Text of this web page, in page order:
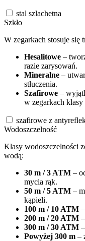
stal szlachetna
Szkło
W zegarkach stosuje się
Hesalitowe –
razie zarysowań.
Mineralne –
stłuczenia.
Szafirowe –
w zegarkach klasy
szafirowe z
Wodoszczelność
Klasy wodoszczelności
wodą:
30 m / 3 ATM –
mycia rąk.
50 m / 5 ATM –
kąpieli.
100 m / 10 ATM
200 m / 20 ATM
300 m / 30 ATM
Powyżej 300 m –